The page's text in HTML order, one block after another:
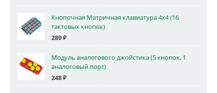
Кнопочная Матричная клавиатура 4x4 (16
тактовых кнопок)
289₽
Модуль аналогового джойстика (5 кнопок, 1
аналоговый порт)
248₽